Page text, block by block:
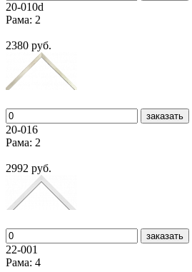
20-010d
Рама: 2
2380 руб.
заказать
20-016
Рама: 2
2992 руб.
заказать
22-001
Рама: 4